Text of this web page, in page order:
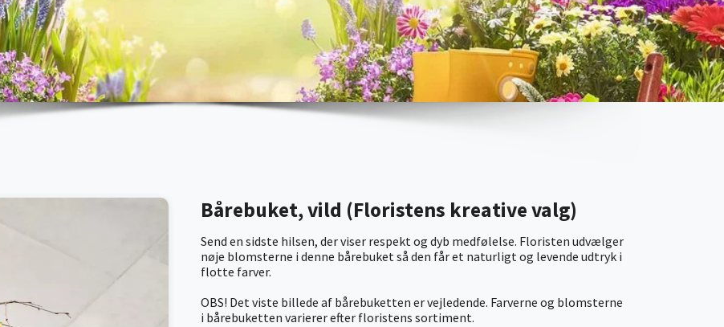
Bårebuket, vild (Floristens kreative valg)
Send en sidste hilsen, der viser respekt og dyb medfølelse. Floristen udvælger
nøje blomsterne i denne bårebuket så den får et naturligt og levende udtryk i
flotte farver.
OBS! Det viste billede af bårebuketten er vejledende. Farverne og blomsterne
i bårebuketten varierer efter floristens sortiment.